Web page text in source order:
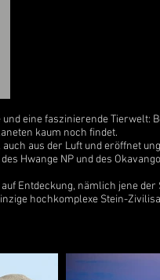
eine faszinierende Tierwelt:
kaum noch findet.
aus der Luft und eröffnet
Hwange NP und des
Entdeckung, nämlich jene
hochkomplexe Stein-